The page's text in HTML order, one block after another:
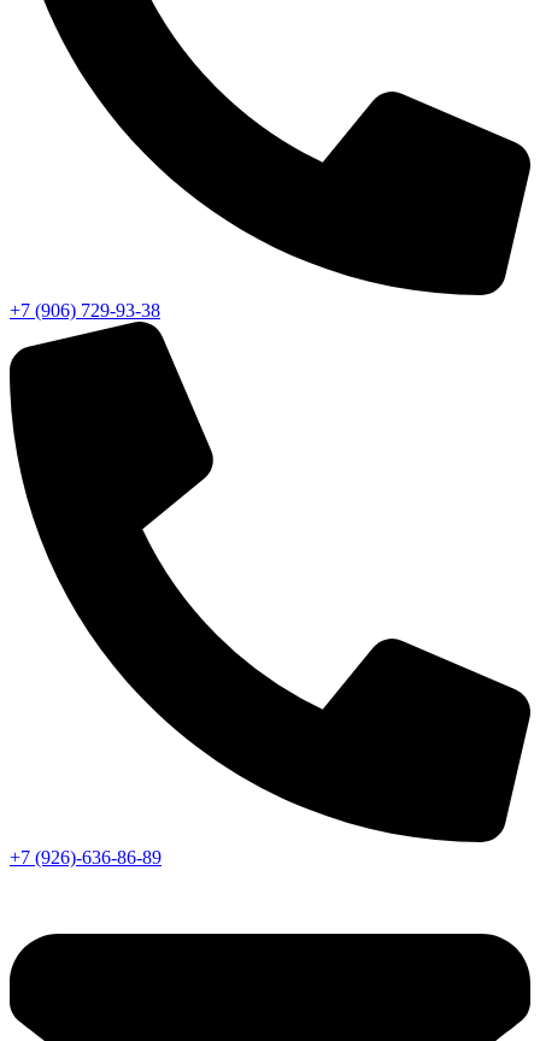
+7 (906) 729-93-38
+7 (926)-636-86-89